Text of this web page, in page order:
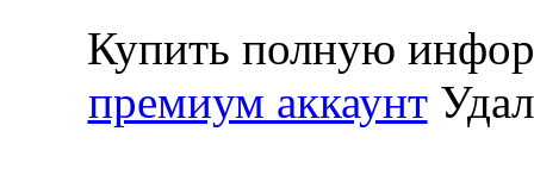
Купить полную
премиум аккаунт